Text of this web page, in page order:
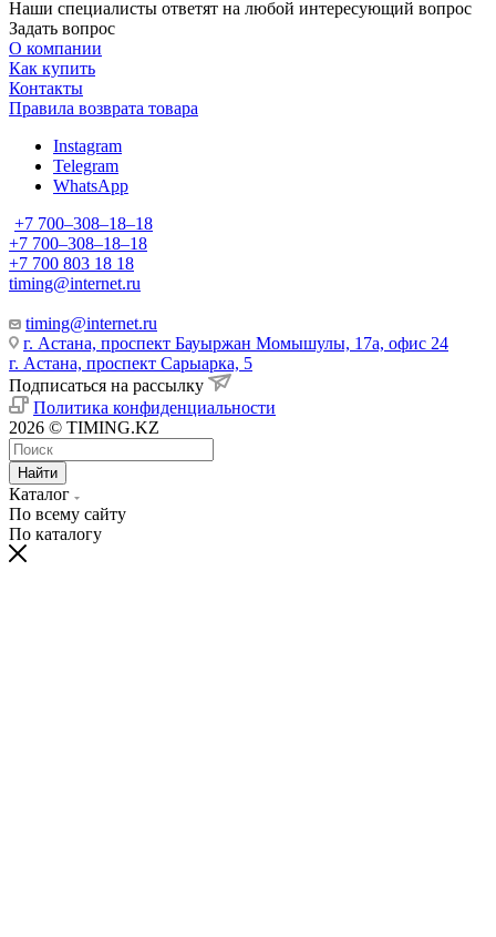
Наши специалисты ответят на любой интересующий вопрос
Задать вопрос
О компании
Как купить
Контакты
Правила возврата товара
Instagram
Telegram
WhatsApp
+7 700‒308‒18‒18
+7 700‒308‒18‒18
+7 700 803 18 18
timing@internet.ru
timing@internet.ru
г. Астана, проспект Бауыржан Момышулы, 17а, офис 24
г. Астана, проспект Сарыарка, 5
Подписаться на рассылку
Политика конфиденциальности
2026 © TIMING.KZ
Найти
Каталог
По всему сайту
По каталогу